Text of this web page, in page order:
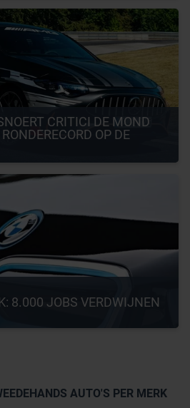
CRITICI DE MOND
OP DE
8.000 JOBS VERDWIJNEN
AUTO'S PER MERK